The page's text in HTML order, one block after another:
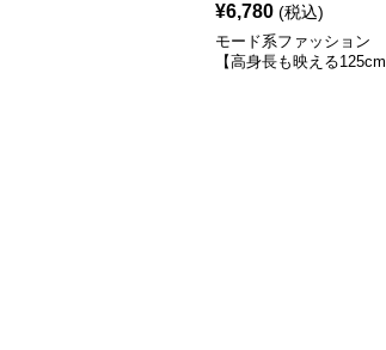
¥6,780 (税込)
モード系ファッション
【高身長も映える125cm